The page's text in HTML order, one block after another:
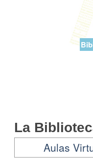
La
Aulas